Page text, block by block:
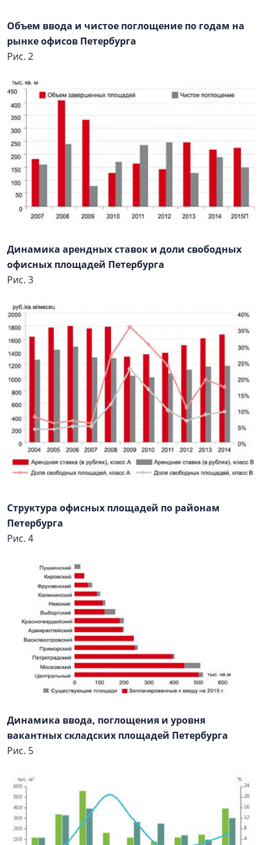
Объем ввода и чистое поглощение по годам на
рынке офисов Петербурга
Рис. 2
Динамика арендных ставок и доли свободных
офисных площадей Петербурга
Рис. 3
Структура офисных площадей по районам
Петербурга
Рис. 4
Динамика ввода, поглощения и уровня
вакантных складских площадей Петербурга
Рис. 5